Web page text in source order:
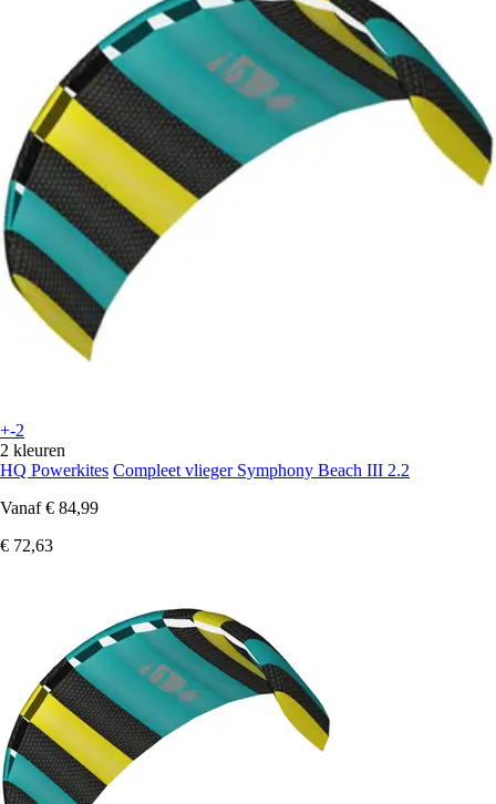
+-2
2 kleuren
HQ Powerkites Compleet vlieger Symphony Beach III 2.2
Vanaf € 84,99
€ 72,63